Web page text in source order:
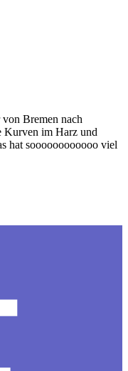
Bremen nach
Kurven im Harz und
hat soooooooooooo viel